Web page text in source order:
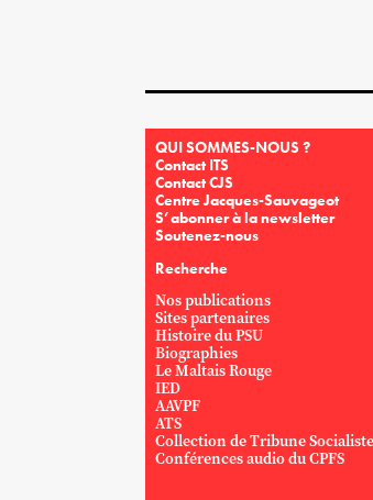
QUI SOMMES-NOUS ?
Contact ITS
Contact CJS
Centre Jacques-Sauvageot
S’abonner à la newsletter
Soutenez-nous
Recherche
Nos publications
Sites partenaires
Histoire du PSU
Biographies
Le Maltais Rouge
IED
AAVPF
ATS
Collection de Tribune Socialiste
Conférences audio du CPFS